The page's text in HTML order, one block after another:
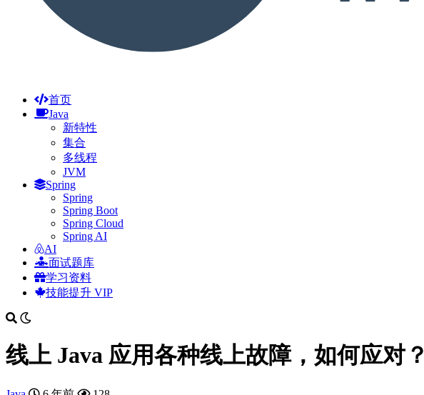
首页
Java
新特性
集合
多线程
JVM
Spring
Spring
Spring Boot
Spring Cloud
Spring AI
AI
面试题库
学习资料
技能提升 VIP
线上 Java 应用各种线上故障，如何应对？